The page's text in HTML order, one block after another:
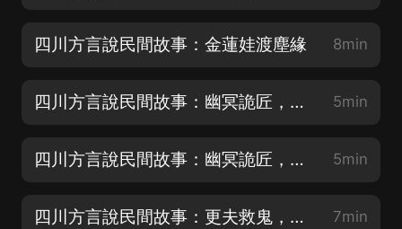
四川方言說民間故事：金蓮娃渡塵緣 8min
四川方言說民間故事：幽冥詭匠，七釘鎮魂釘 5min
四川方言說民間故事：幽冥詭匠，以命換邪術復仇 5min
四川方言說民間故事：更夫救鬼，無聲的守護 7min